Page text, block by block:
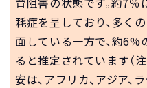
耗症を呈しており、多く
面している一方で、約
ると推定されています（
安は、アフリカ、アジア、